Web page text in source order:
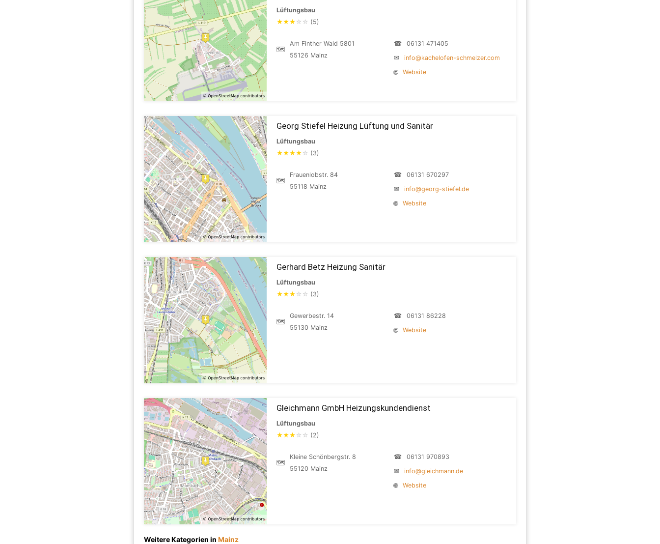
Lüftungsbau
★★★ ☆ ☆ (5)
🗺
Am Finther Wald 5801
55126 Mainz
☎
06131 471405
✉
info@kachelofen-schmelzer.com
🌐
Website
Georg Stiefel Heizung Lüftung und Sanitär
Lüftungsbau
★★★★ ☆ (3)
🗺
Frauenlobstr. 84
55118 Mainz
☎
06131 670297
✉
info@georg-stiefel.de
🌐
Website
Gerhard Betz Heizung Sanitär
Lüftungsbau
★★★ ☆ ☆ (3)
🗺
Gewerbestr. 14
55130 Mainz
☎
06131 86228
🌐
Website
Gleichmann GmbH Heizungskundendienst
Lüftungsbau
★★★ ☆ ☆ (2)
🗺
Kleine Schönbergstr. 8
55120 Mainz
☎
06131 970893
✉
info@gleichmann.de
🌐
Website
Weitere Kategorien in Mainz